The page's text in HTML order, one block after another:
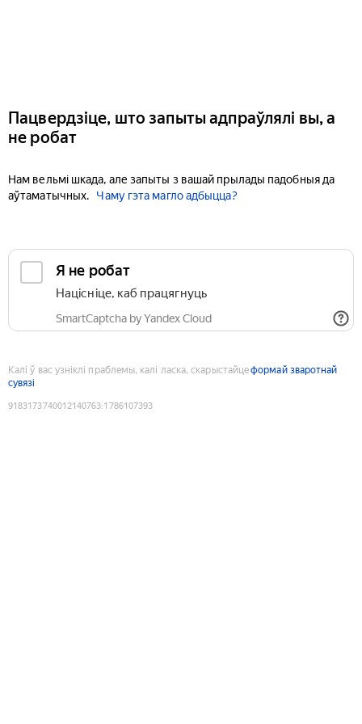
Пацвердзіце, што запыты адпраўлялі вы, а
не робат
Нам вельмі шкада, але запыты з вашай прылады падобныя да
аўтаматычных.
Чаму гэта магло адбыцца?
Я не робат
Націсніце, каб працягнуць
SmartCaptcha by Yandex Cloud
Калі ў вас узніклі праблемы, калі ласка, скарыстайцеформай зваротнай
сувязі
9183173740012140763:1786107393